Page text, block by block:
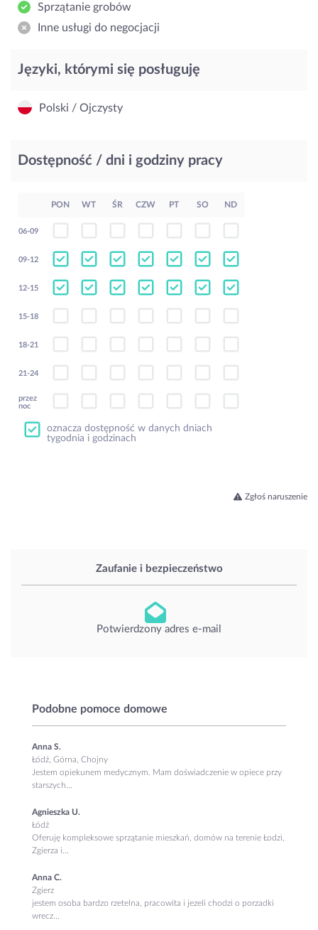
Zaufanie i bezpieczeństwo
Potwierdzony adres e-mail
Podobne pomoce domowe
Anna S.
Łódź, Górna, Chojny
Jestem opiekunem medycznym. Mam doświadczenie w opiece przy
starszych...
Agnieszka U.
Łódź
Oferuję kompleksowe sprzątanie mieszkań, domów na terenie Łodzi,
Zgierza i...
Anna C.
Zgierz
jestem osoba bardzo rzetelna, pracowita i jezeli chodzi o porzadki
wrecz...
Sprzątanie grobów
Inne usługi do negocjacji
Języki, którymi się posługuję
Polski / Ojczysty
Dostępność / dni i godziny pracy
PON WT ŚR CZW PT SO ND
06-09
09-12
12-15
15-18
18-21
21-24
przez
noc
oznacza dostępność w danych dniach
tygodnia i godzinach
Zgłoś naruszenie